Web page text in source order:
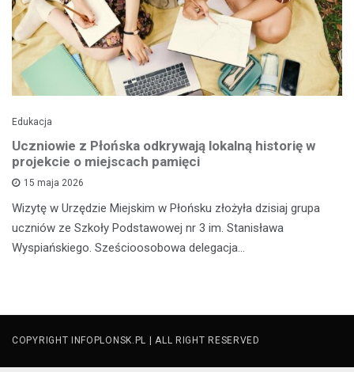
Edukacja
Uczniowie z Płońska odkrywają lokalną historię w
projekcie o miejscach pamięci
15 maja 2026
Wizytę w Urzędzie Miejskim w Płońsku złożyła dzisiaj grupa
uczniów ze Szkoły Podstawowej nr 3 im. Stanisława
Wyspiańskiego. Sześcioosobowa delegacja…
COPYRIGHT INFOPLONSK.PL | ALL RIGHT RESERVED